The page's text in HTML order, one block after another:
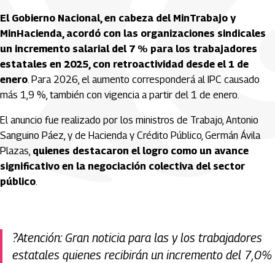
El Gobierno Nacional, en cabeza del MinTrabajo y
MinHacienda, acordó con las organizaciones sindicales
un incremento salarial del 7 % para los trabajadores
estatales en 2025, con retroactividad desde el 1 de
enero. Para 2026, el aumento corresponderá al IPC causado
más 1,9 %, también con vigencia a partir del 1 de enero.
El anuncio fue realizado por los ministros de Trabajo, Antonio
Sanguino Páez, y de Hacienda y Crédito Público, Germán Ávila
Plazas, quienes destacaron el logro como un avance
significativo en la negociación colectiva del sector
público.
?️Atención: Gran noticia para las y los trabajadores
estatales quienes recibirán un incremento del 7,0%